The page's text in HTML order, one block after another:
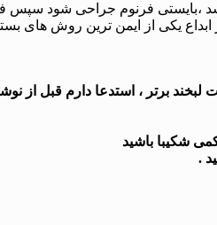
،بایستی فرنوم جراحی شود
ابداع یکی از ایمن ترین روش
برتر ، استدعا دارم قبل از